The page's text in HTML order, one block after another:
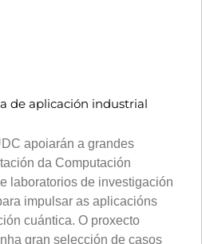
de aplicación industrial
apoiarán a grandes
da Computación
laboratorios de investigación
impulsar as aplicacións
cuántica. O proxecto
gran selección de casos